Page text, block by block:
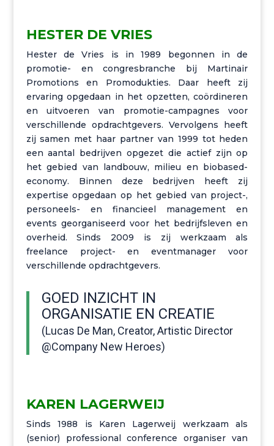
HESTER DE VRIES
Hester de Vries is in 1989 begonnen in de
promotie- en congresbranche bij Martinair
Promotions en Promodukties. Daar heeft zij
ervaring opgedaan in het opzetten, coördineren
en uitvoeren van promotie-campagnes voor
verschillende opdrachtgevers. Vervolgens heeft
zij samen met haar partner van 1999 tot heden
een aantal bedrijven opgezet die actief zijn op
het gebied van landbouw, milieu en biobased-
economy. Binnen deze bedrijven heeft zij
expertise opgedaan op het gebied van project-,
personeels- en financieel management en
events georganiseerd voor het bedrijfsleven en
overheid. Sinds 2009 is zij werkzaam als
freelance project- en eventmanager voor
verschillende opdrachtgevers.
GOED INZICHT IN
ORGANISATIE EN CREATIE
(Lucas De Man, Creator, Artistic Director
@Company New Heroes)
KAREN LAGERWEIJ
Sinds 1988 is Karen Lagerweij werkzaam als
(senior) professional conferenceorganiser van